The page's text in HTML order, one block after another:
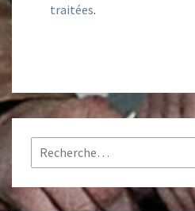
traitées.
Rechercher :